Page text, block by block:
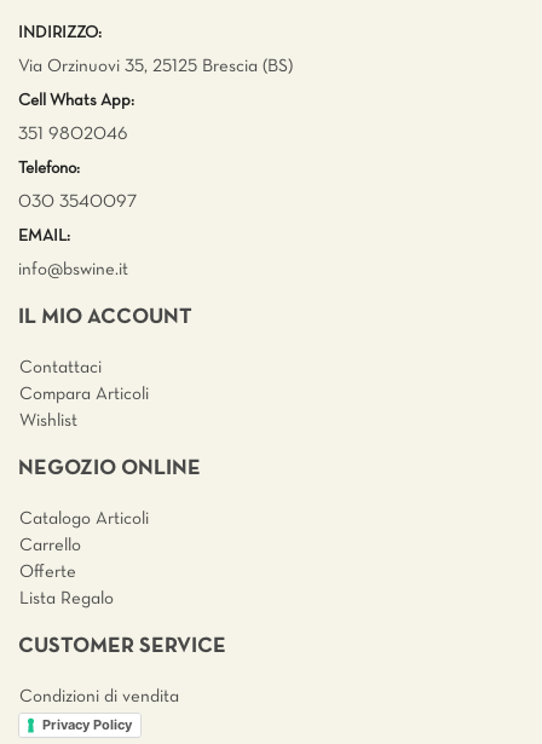
INDIRIZZO:
Via Orzinuovi 35, 25125 Brescia (BS)
Cell Whats App:
351 9802046
Telefono:
030 3540097
EMAIL:
info@bswine.it
IL MIO ACCOUNT
Contattaci
Compara Articoli
Wishlist
NEGOZIO ONLINE
Catalogo Articoli
Carrello
Offerte
Lista Regalo
CUSTOMER SERVICE
Condizioni di vendita
Privacy Policy